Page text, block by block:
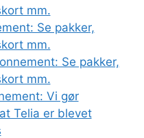
mm.
Se pakker,
mm.
Se pakker,
mm.
Vi gør
Telia er blevet